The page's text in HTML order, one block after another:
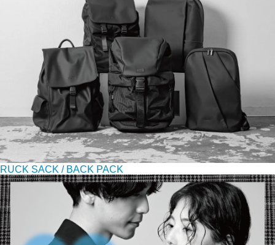
RUCK SACK / BACK PACK